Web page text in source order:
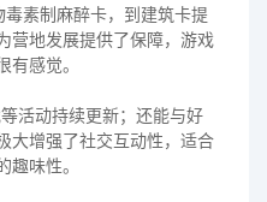
素制麻醉卡，到建筑卡提
营地发展提供了保障，游戏
感觉。
活动持续更新；还能与好
大增强了社交互动性，适合
味性。